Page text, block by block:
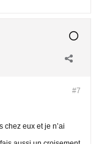
#7
eux et je n’ai